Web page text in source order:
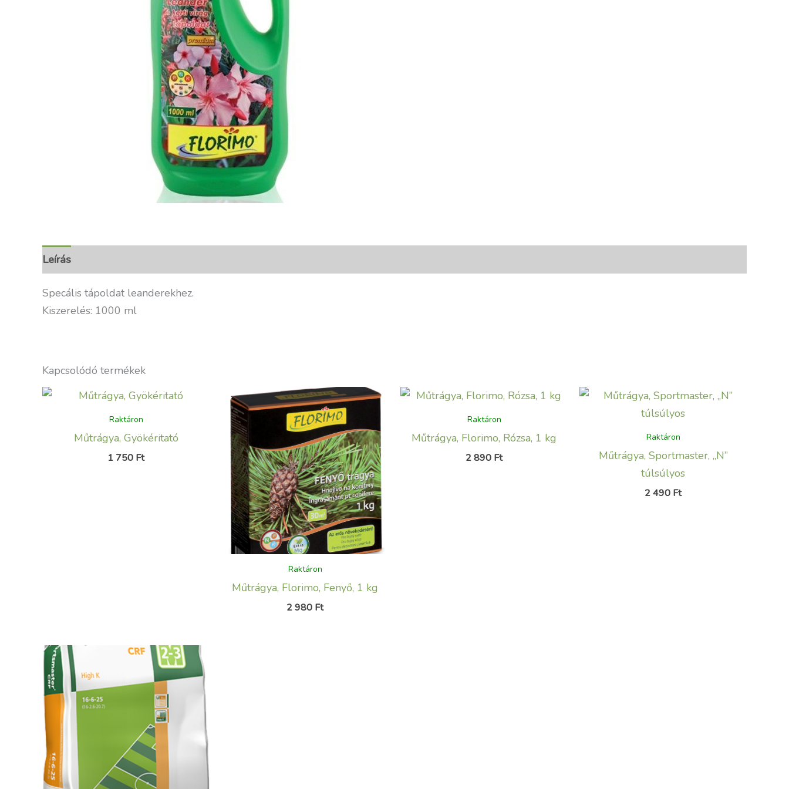
Leírás
Specális tápoldat leanderekhez.
Kiszerelés: 1000 ml
Kapcsolódó termékek
Raktáron
Műtrágya, Gyökéritató
1 750 Ft
Raktáron
Műtrágya, Florimo, Fenyő, 1 kg
2 980 Ft
Raktáron
Műtrágya, Florimo, Rózsa, 1 kg
2 890 Ft
Raktáron
Műtrágya, Sportmaster, „N”
túlsúlyos
2 490 Ft